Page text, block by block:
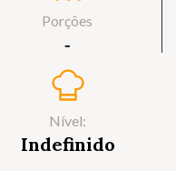
Porções
‐
Nível:
Indefinido